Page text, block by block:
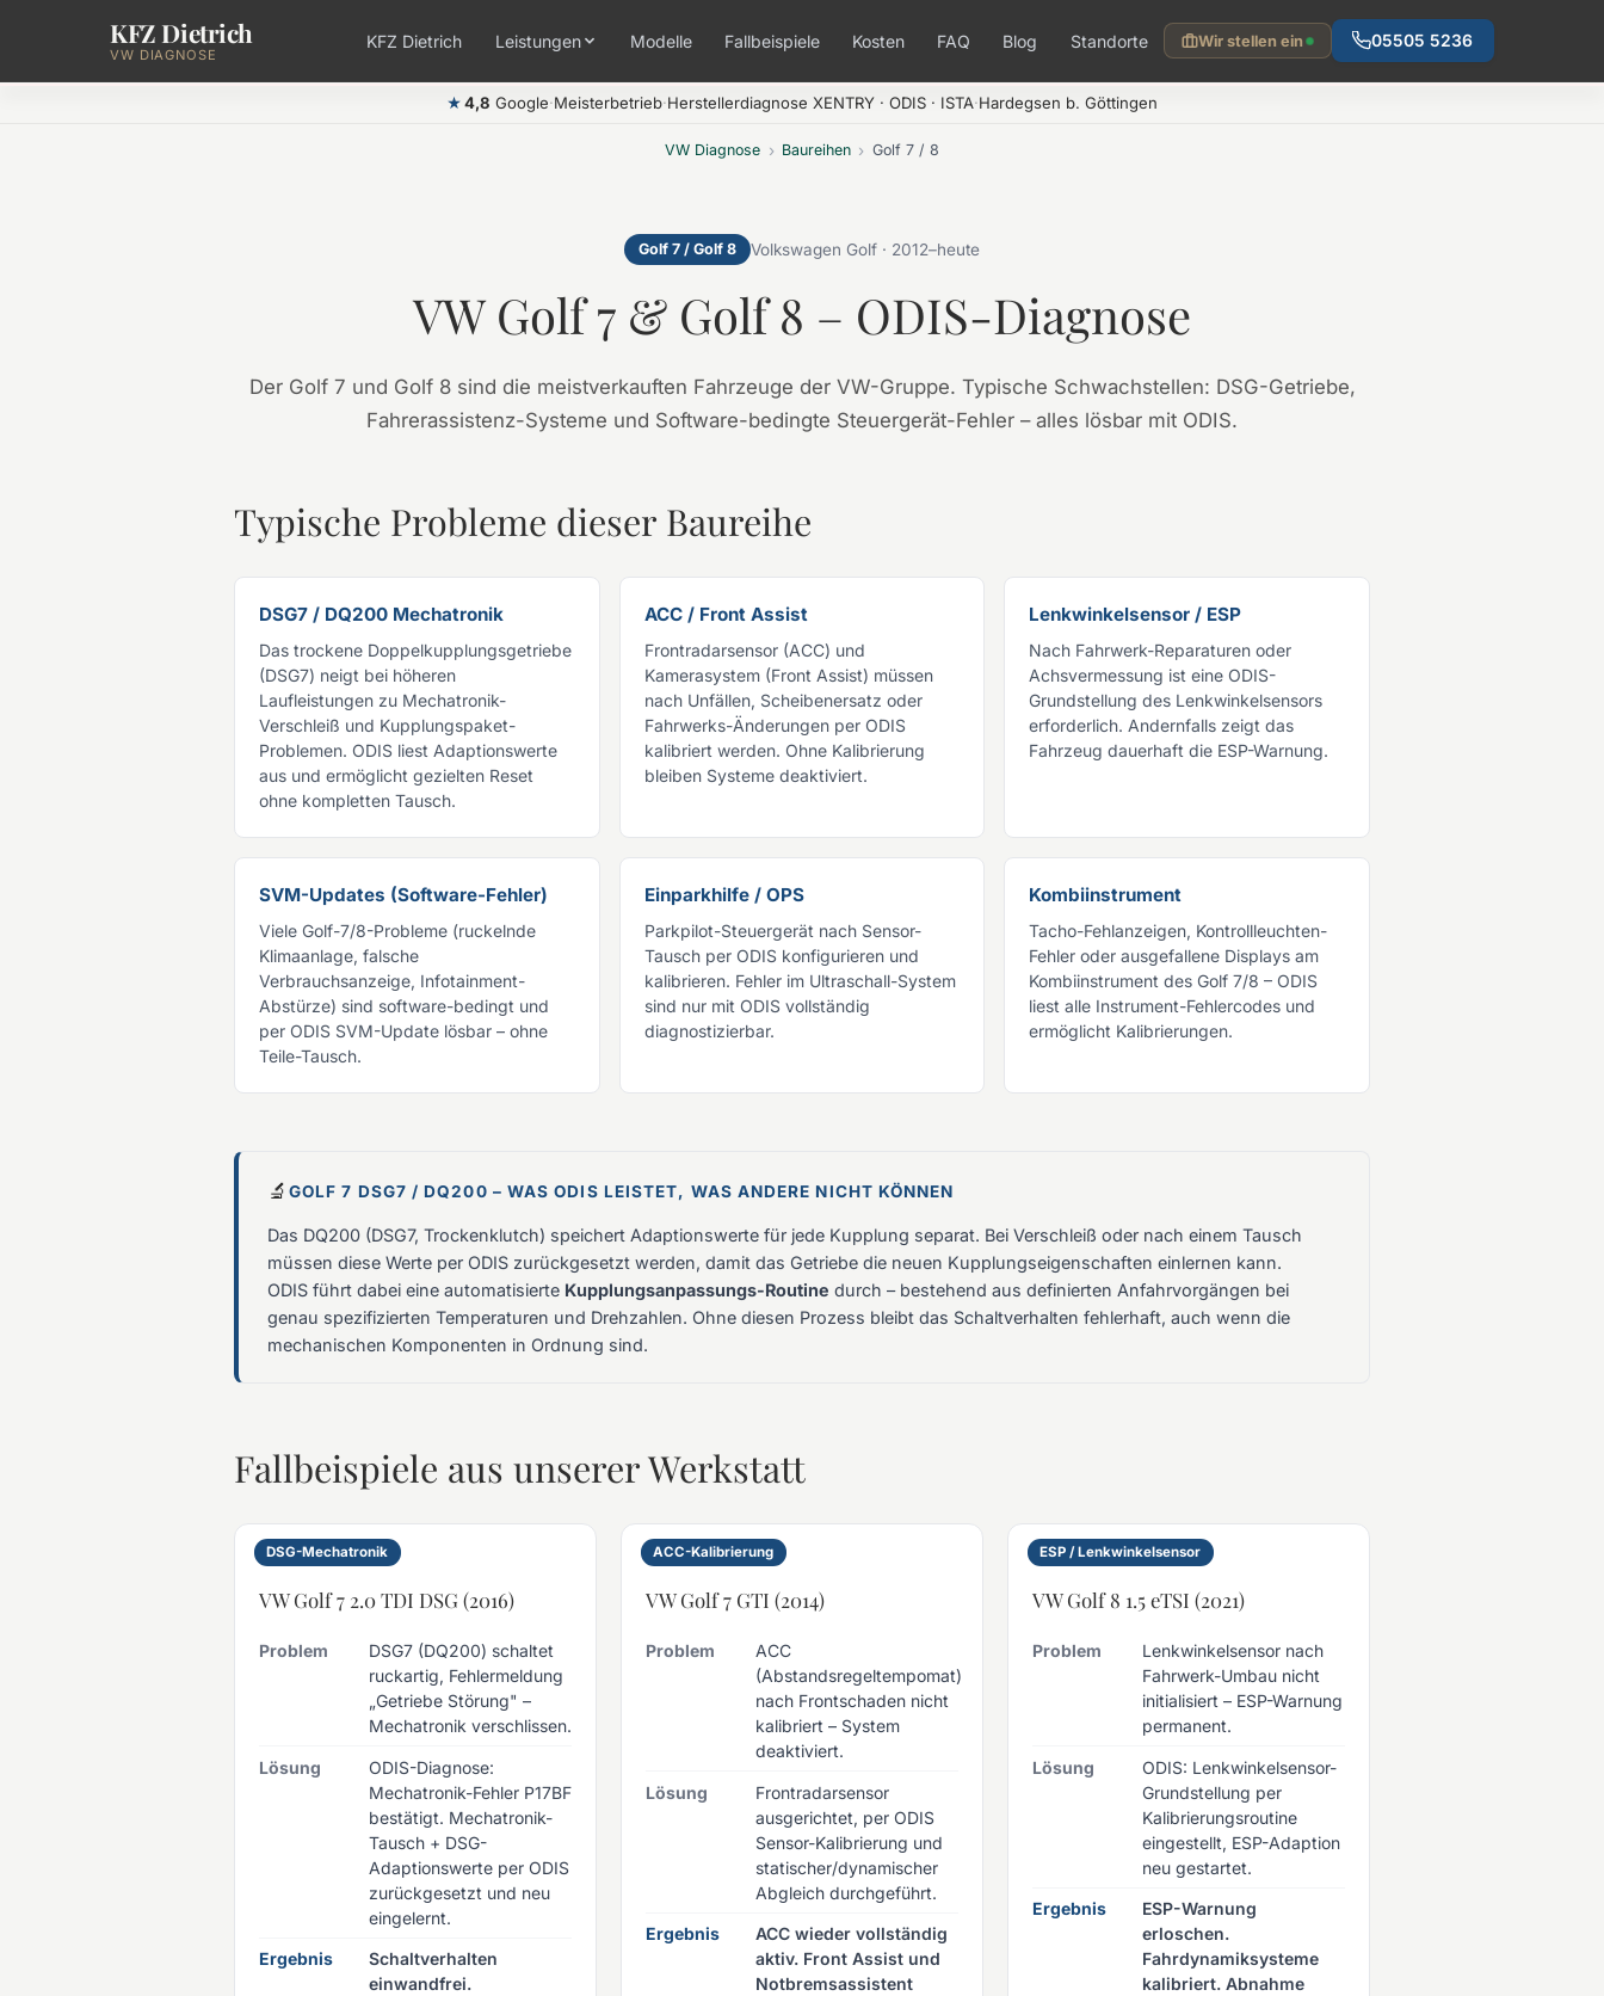
Zum Hauptinhalt springen
KFZ Dietrich
VW DIAGNOSE
KFZ Dietrich Leistungen Modelle Fallbeispiele Kosten FAQ Blog Standorte Wir stellen ein 05505 5236
★ 4,8 Google·Meisterbetrieb·Herstellerdiagnose XENTRY · ODIS · ISTA·Hardegsen b. Göttingen
VW Diagnose › Baureihen › Golf 7 / 8
Golf 7 / Golf 8 Volkswagen Golf · 2012–heute
VW Golf 7 & Golf 8 – ODIS-Diagnose
Der Golf 7 und Golf 8 sind die meistverkauften Fahrzeuge der VW-Gruppe. Typische Schwachstellen: DSG-Getriebe,
Fahrerassistenz-Systeme und Software-bedingte Steuergerät-Fehler – alles lösbar mit ODIS.
Typische Probleme dieser Baureihe
DSG7 / DQ200 Mechatronik
Das trockene Doppelkupplungsgetriebe
(DSG7) neigt bei höheren
Laufleistungen zu Mechatronik-
Verschleiß und Kupplungspaket-
Problemen. ODIS liest Adaptionswerte
aus und ermöglicht gezielten Reset
ohne kompletten Tausch.
ACC / Front Assist
Frontradarsensor (ACC) und
Kamerasystem (Front Assist) müssen
nach Unfällen, Scheibenersatz oder
Fahrwerks-Änderungen per ODIS
kalibriert werden. Ohne Kalibrierung
bleiben Systeme deaktiviert.
Lenkwinkelsensor / ESP
Nach Fahrwerk-Reparaturen oder
Achsvermessung ist eine ODIS-
Grundstellung des Lenkwinkelsensors
erforderlich. Andernfalls zeigt das
Fahrzeug dauerhaft die ESP-Warnung.
SVM-Updates (Software-Fehler)
Viele Golf-7/8-Probleme (ruckelnde
Klimaanlage, falsche
Verbrauchsanzeige, Infotainment-
Abstürze) sind software-bedingt und
per ODIS SVM-Update lösbar – ohne
Teile-Tausch.
Einparkhilfe / OPS
Parkpilot-Steuergerät nach Sensor-
Tausch per ODIS konfigurieren und
kalibrieren. Fehler im Ultraschall-System
sind nur mit ODIS vollständig
diagnostizierbar.
Kombiinstrument
Tacho-Fehlanzeigen, Kontrollleuchten-
Fehler oder ausgefallene Displays am
Kombiinstrument des Golf 7/8 – ODIS
liest alle Instrument-Fehlercodes und
ermöglicht Kalibrierungen.
🔬 GOLF 7 DSG7 / DQ200 – WAS ODIS LEISTET, WAS ANDERE NICHT KÖNNEN
Das DQ200 (DSG7, Trockenklutch) speichert Adaptionswerte für jede Kupplung separat. Bei Verschleiß oder nach einem Tausch
müssen diese Werte per ODIS zurückgesetzt werden, damit das Getriebe die neuen Kupplungseigenschaften einlernen kann.
ODIS führt dabei eine automatisierte Kupplungsanpassungs-Routine durch – bestehend aus definierten Anfahrvorgängen bei
genau spezifizierten Temperaturen und Drehzahlen. Ohne diesen Prozess bleibt das Schaltverhalten fehlerhaft, auch wenn die
mechanischen Komponenten in Ordnung sind.
Fallbeispiele aus unserer Werkstatt
DSG-Mechatronik
VW Golf 7 2.0 TDI DSG (2016)
Problem
DSG7 (DQ200) schaltet
ruckartig, Fehlermeldung
„Getriebe Störung" –
Mechatronik verschlissen.
Lösung
ODIS-Diagnose:
Mechatronik-Fehler P17BF
bestätigt. Mechatronik-
Tausch + DSG-
Adaptionswerte per ODIS
zurückgesetzt und neu
eingelernt.
Ergebnis
Schaltverhalten
einwandfrei.
ACC-Kalibrierung
VW Golf 7 GTI (2014)
Problem
ACC
(Abstandsregeltempomat)
nach Frontschaden nicht
kalibriert – System
deaktiviert.
Lösung
Frontradarsensor
ausgerichtet, per ODIS
Sensor-Kalibrierung und
statischer/dynamischer
Abgleich durchgeführt.
Ergebnis
ACC wieder vollständig
aktiv. Front Assist und
Notbremsassistent
ESP / Lenkwinkelsensor
VW Golf 8 1.5 eTSI (2021)
Problem
Lenkwinkelsensor nach
Fahrwerk-Umbau nicht
initialisiert – ESP-Warnung
permanent.
Lösung
ODIS: Lenkwinkelsensor-
Grundstellung per
Kalibrierungsroutine
eingestellt, ESP-Adaption
neu gestartet.
Ergebnis
ESP-Warnung
erloschen.
Fahrdynamiksysteme
kalibriert. Abnahme